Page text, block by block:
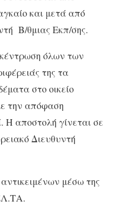
και μετά από
Β/θμιας Εκπ/σης.
όλων των
της τα
στο οικείο
την απόφαση
Η αποστολή γίνεται σε
Διευθυντή
μέσω της